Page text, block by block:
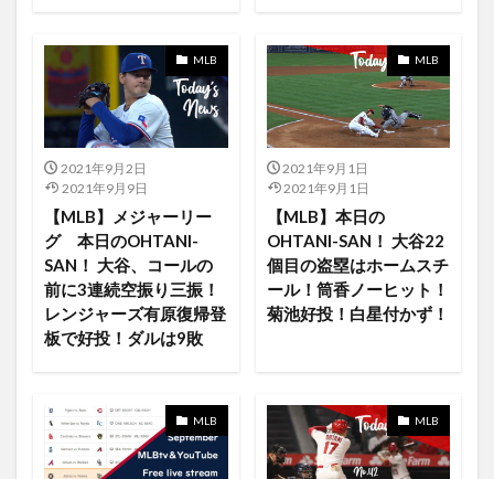
AngelsvsIndians
August
App検索フィールドの設置
AppleStore
AppleTV AppleTV OS14
AppleTV+
applewatch
Appleシリコン
Apple独自
Are You Bored Yet?
Artist
asohka tano
Astros
Athletics vs Angels
Athletics アスレチックス
Audio
ApplePay
AppleOne
AngelsvsRedSox
Apple Arcadeのゲーム
Angelsゲームハイライ
Angelsゲームハイライト
Apple Card
AppleMusic Material Boy Kilby Girl
Apple Music
Apple One
Apple Pencil
MLB
2021年9月2日
2021年9月9日
【MLB】メジャーリー
グ 本日のOHTANI-
SAN！ 大谷、コールの
前に3連続空振り三振！
レンジャーズ有原復帰登
板で好投！ダルは9敗
MLB
2021年9月1日
2021年9月1日
【MLB】本日の
OHTANI-SAN！ 大谷22
個目の盗塁はホームスチ
ール！筒香ノーヒット！
菊池好投！白星付かず！
MLB MLB